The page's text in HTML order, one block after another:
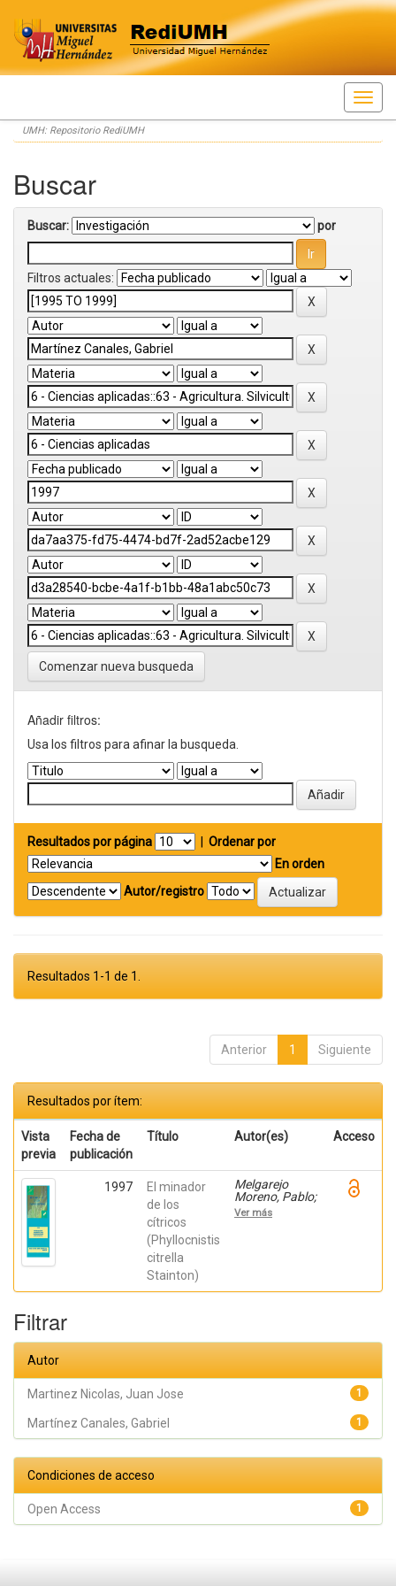
Skip
navigation
UMH: Repositorio RediUMH
Buscar
Buscar: por
Filtros actuales:
Comenzar nueva busqueda
Añadir filtros:
Usa los filtros para afinar la busqueda.
Resultados por página
Ordenar por
En orden
Autor/registro
Resultados 1-1 de 1.
Anterior 1 Siguiente
Resultados por ítem:
Vista
previa
Fecha de
publicación
Título Autor(es) Acceso
1997
El minador
de los
cítricos
(Phyllocnistis
citrella
Stainton)
Melgarejo
Moreno, Pablo;
Martinez
Nicolas, Juan
Gabriel
Ver más
Filtrar
Autor
1
Martinez Nicolas, Juan Jose
1
Martínez Canales, Gabriel
Condiciones de acceso
1
Open Access